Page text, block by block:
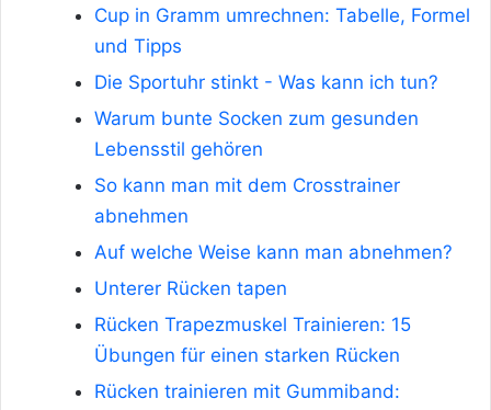
Cup in Gramm umrechnen: Tabelle, Formel
und Tipps
Die Sportuhr stinkt - Was kann ich tun?
Warum bunte Socken zum gesunden
Lebensstil gehören
So kann man mit dem Crosstrainer
abnehmen
Auf welche Weise kann man abnehmen?
Unterer Rücken tapen
Rücken Trapezmuskel Trainieren: 15
Übungen für einen starken Rücken
Rücken trainieren mit Gummiband: